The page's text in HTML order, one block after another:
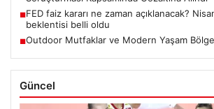
■FED faiz kararı ne zaman açıklanacak?
beklentisi belli oldu
■Outdoor Mutfaklar ve Modern Yaşam
Güncel